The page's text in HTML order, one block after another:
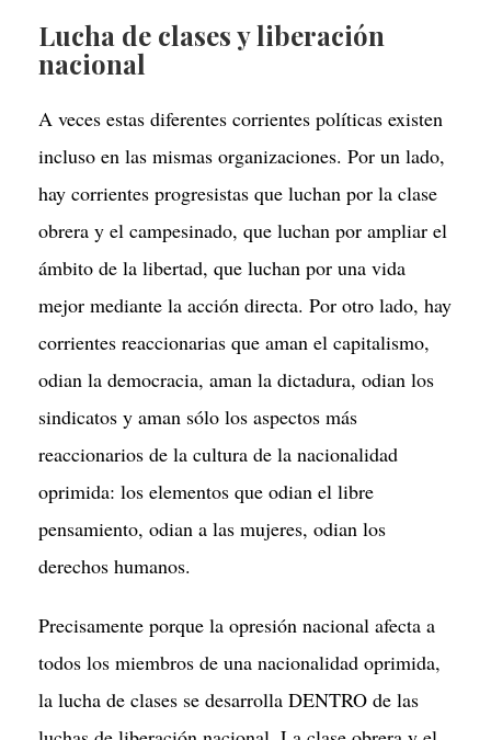
Lucha de clases y liberación
nacional
A veces estas diferentes corrientes políticas existen
incluso en las mismas organizaciones. Por un lado,
hay corrientes progresistas que luchan por la clase
obrera y el campesinado, que luchan por ampliar el
ámbito de la libertad, que luchan por una vida
mejor mediante la acción directa. Por otro lado, hay
corrientes reaccionarias que aman el capitalismo,
odian la democracia, aman la dictadura, odian los
sindicatos y aman sólo los aspectos más
reaccionarios de la cultura de la nacionalidad
oprimida: los elementos que odian el libre
pensamiento, odian a las mujeres, odian los
derechos humanos.
Precisamente porque la opresión nacional afecta a
todos los miembros de una nacionalidad oprimida,
la lucha de clases se desarrolla DENTRO de las